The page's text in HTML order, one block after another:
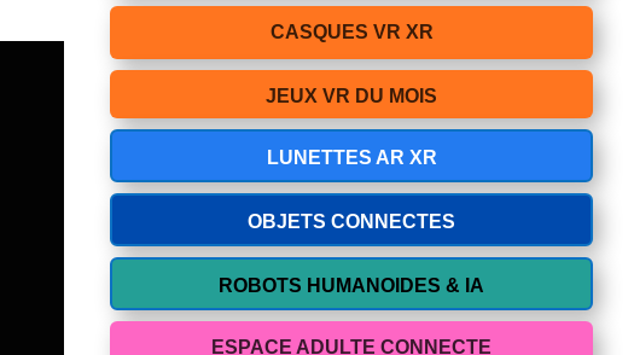
CASQUES VR XR
JEUX VR DU MOIS
LUNETTES AR XR
OBJETS CONNECTES
ROBOTS HUMANOIDES & IA
ESPACE ADULTE CONNECTE